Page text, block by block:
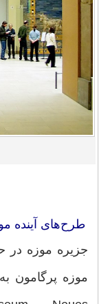
طرح‌های آینده
جزیره موزه در
موزه پرگامون